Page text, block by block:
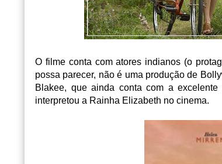
O filme conta com atores indianos (o
possa parecer, não é uma produção de
Blakee, que ainda conta com a
interpretou a Rainha Elizabeth no cinema.